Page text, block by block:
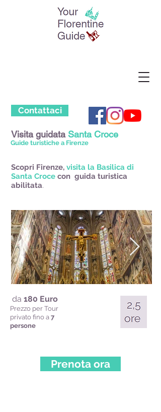
Contattaci
Visita guidata Santa Croce
Guide turistiche a Firenze
Scopri Firenze, visita la Basilica di
Santa Croce con guida turistica
abilitata.
da 180 Euro
Prezzo per Tour
privato fino a 7
persone
Prenota ora